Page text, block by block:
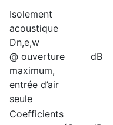
Isolement
acoustique
Dn,e,w
@ ouverture
maximum,
entrée d’air
seule
dB
Coefficients